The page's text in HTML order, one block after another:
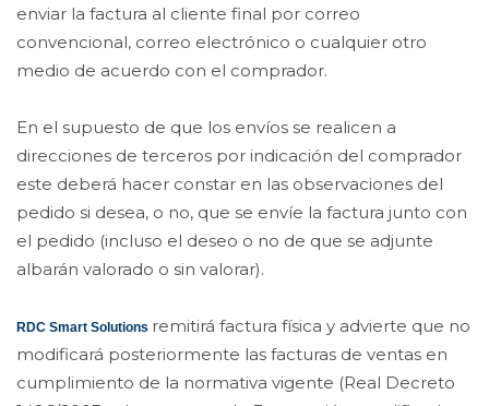
enviar la factura al cliente final por correo
convencional, correo electrónico o cualquier otro
medio de acuerdo con el comprador.
En el supuesto de que los envíos se realicen a
direcciones de terceros por indicación del comprador
este deberá hacer constar en las observaciones del
pedido si desea, o no, que se envíe la factura junto con
el pedido (incluso el deseo o no de que se adjunte
albarán valorado o sin valorar).
RDC Smart Solutions remitirá factura física y advierte que no
modificará posteriormente las facturas de ventas en
cumplimiento de la normativa vigente (Real Decreto